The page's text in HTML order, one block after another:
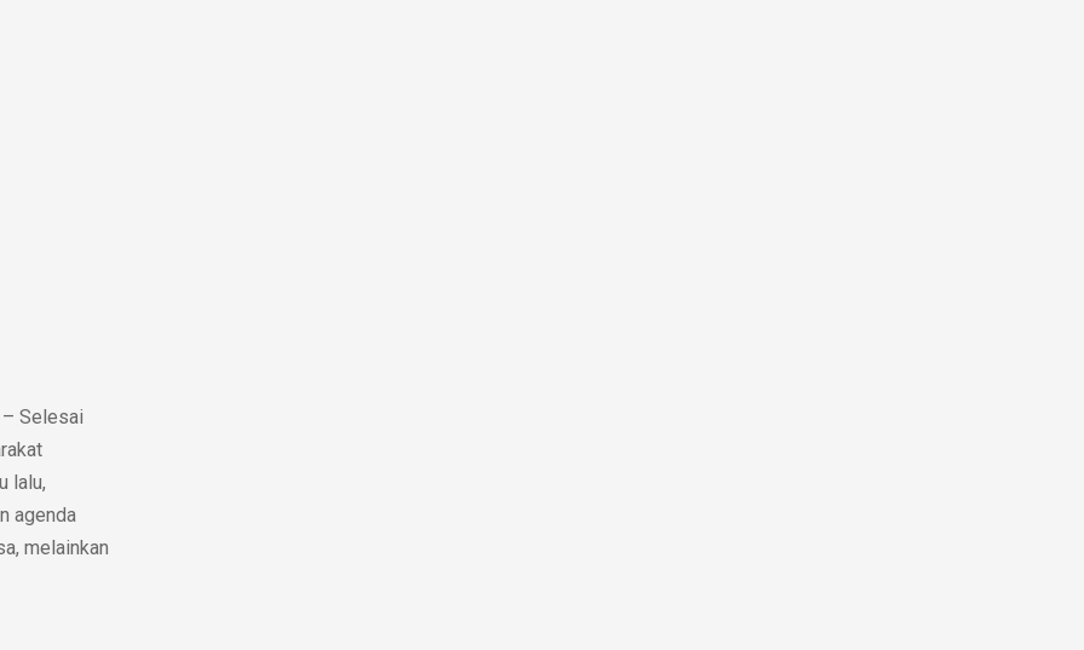
– Selesai
lalu,
agenda
melainkan